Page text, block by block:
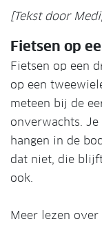
[Tekst door
Fietsen op
Fietsen op een
op een
meteen bij de
onverwachts.
hangen in de
dat niet, die
ook.
Meer lezen